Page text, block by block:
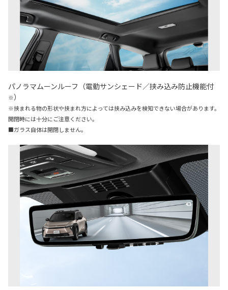
パノラマムーンルーフ（電動サンシェード／挟み込み防止機能付
※）
※挟まれる物の形状や挟まれ方によっては挟み込みを検知できない場合があります。
開閉時には十分にご注意ください。
■ガラス自体は開閉しません。